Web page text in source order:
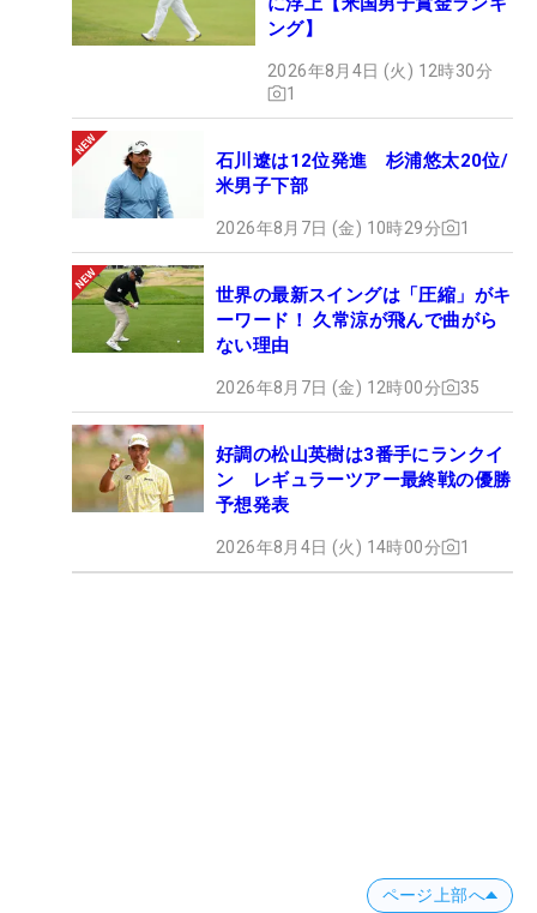
ング】
2026年8月4日 (火) 12時30分
1
石川遼は12位発進 杉浦悠太20位/
米男子下部
2026年8月7日 (金) 10時29分 1
世界の最新スイングは「圧縮」がキ
ーワード！ 久常涼が飛んで曲がら
ない理由
2026年8月7日 (金) 12時00分 35
好調の松山英樹は3番手にランクイ
ン レギュラーツアー最終戦の優勝
予想発表
2026年8月4日 (火) 14時00分 1
ページ上部へ